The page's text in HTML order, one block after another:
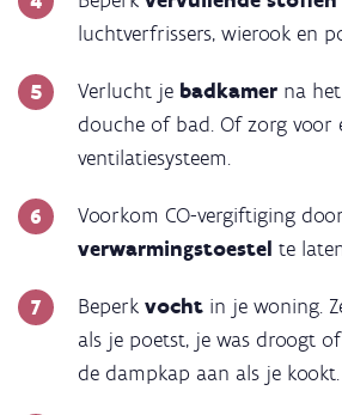
luchtverfrissers, wierook en
Verlucht je badkamer na
douche of bad. Of zorg voor
ventilatiesysteem.
Voorkom CO-vergiftiging
verwarmingstoestel te
Beperk vocht in je woning.
als je poetst, je was droogt
de dampkap aan als je kookt.